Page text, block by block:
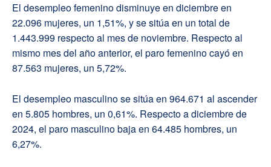
El desempleo femenino disminuye en diciembre en
22.096 mujeres, un 1,51%, y se sitúa en un total de
1.443.999 respecto al mes de noviembre. Respecto al
mismo mes del año anterior, el paro femenino cayó en
87.563 mujeres, un 5,72%.
El desempleo masculino se sitúa en 964.671 al ascender
en 5.805 hombres, un 0,61%. Respecto a diciembre de
2024, el paro masculino baja en 64.485 hombres, un
6,27%.